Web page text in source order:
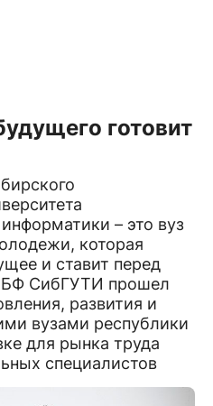
готовит
– это вуз
которая
и ставит перед
БФ СибГУТИ прошел
развития и
вузами республики
для рынка труда
специалистов